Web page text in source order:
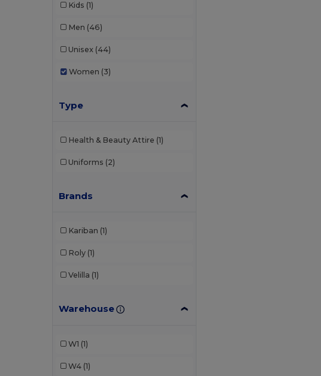
Kids (1)
Men (46)
Unisex (44)
Women (3)
Type
Health & Beauty Attire (1)
Uniforms (2)
Brands
Kariban (1)
Roly (1)
Velilla (1)
Warehouse
W1 (1)
W4 (1)